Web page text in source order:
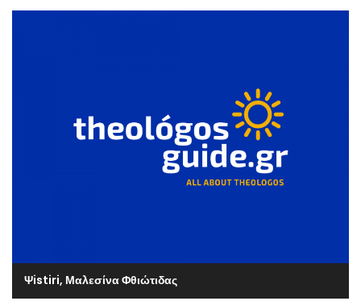
Ψistiri, Μαλεσίνα Φθιώτιδας